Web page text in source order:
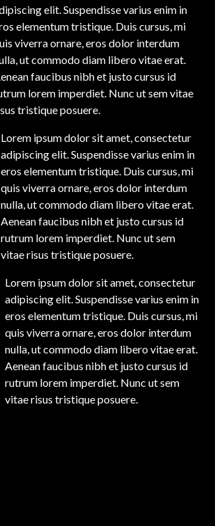
elit. Suspendisse varius enim in
elementum tristique. Duis cursus, mi
viverra ornare, eros dolor interdum
ut commodo diam libero vitae erat.
faucibus nibh et justo cursus id
lorem imperdiet. Nunc ut sem vitae
tristique posuere.
Lorem ipsum dolor sit amet, consectetur
adipiscing elit. Suspendisse varius enim in
eros elementum tristique. Duis cursus, mi
quis viverra ornare, eros dolor interdum
nulla, ut commodo diam libero vitae erat.
Aenean faucibus nibh et justo cursus id
rutrum lorem imperdiet. Nunc ut sem
vitae risus tristique posuere.
Lorem ipsum dolor sit amet, consectetur
adipiscing elit. Suspendisse varius enim in
eros elementum tristique. Duis cursus, mi
quis viverra ornare, eros dolor interdum
nulla, ut commodo diam libero vitae erat.
Aenean faucibus nibh et justo cursus id
rutrum lorem imperdiet. Nunc ut sem
vitae risus tristique posuere.